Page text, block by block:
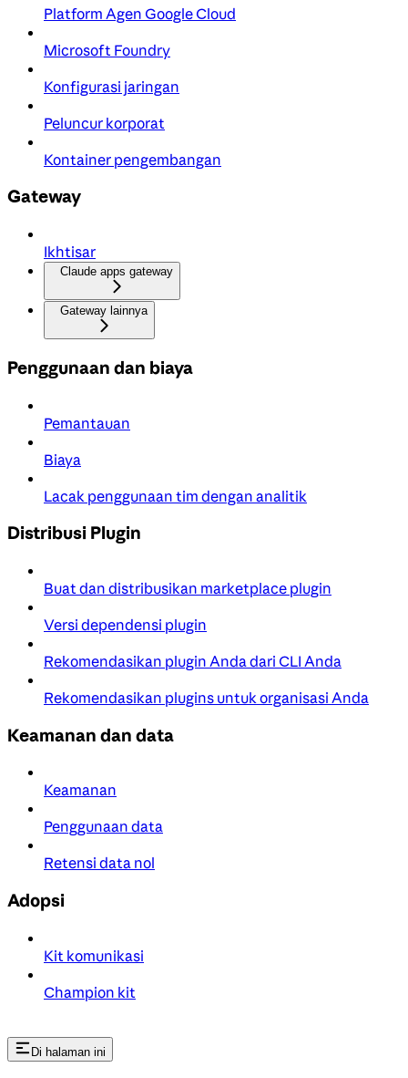
Platform Agen Google Cloud
Microsoft Foundry
Konfigurasi jaringan
Peluncur korporat
Kontainer pengembangan
Gateway
Ikhtisar
Claude apps gateway
Gateway lainnya
Penggunaan dan biaya
Pemantauan
Biaya
Lacak penggunaan tim dengan analitik
Distribusi Plugin
Buat dan distribusikan marketplace plugin
Versi dependensi plugin
Rekomendasikan plugin Anda dari CLI Anda
Rekomendasikan plugins untuk organisasi Anda
Keamanan dan data
Keamanan
Penggunaan data
Retensi data nol
Adopsi
Kit komunikasi
Champion kit
Di halaman ini